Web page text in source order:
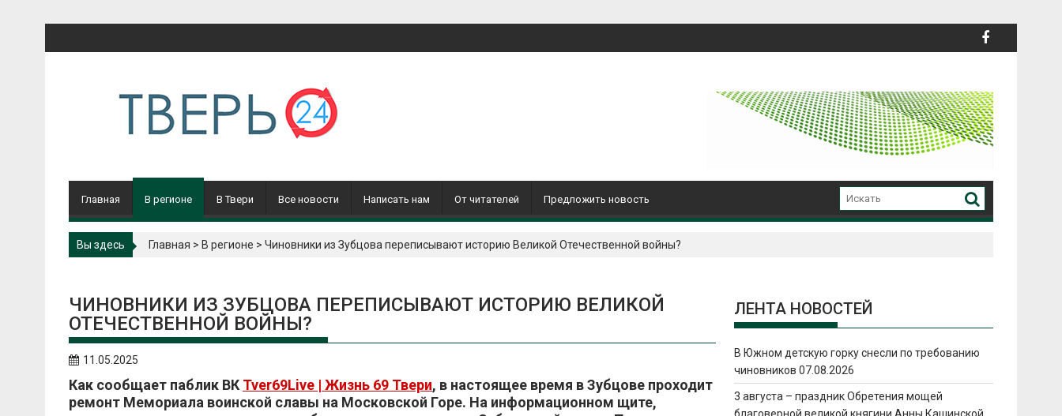
Главная В регионе В Твери Все новости Написать нам От читателей Предложить новость
Вы здесь Главная > В регионе > Чиновники из Зубцова переписывают историю Великой Отечественной войны?
ЧИНОВНИКИ ИЗ ЗУБЦОВА ПЕРЕПИСЫВАЮТ ИСТОРИЮ ВЕЛИКОЙ
ОТЕЧЕСТВЕННОЙ ВОЙНЫ?
11.05.2025
Как сообщает паблик ВК Tver69Live | Жизнь 69 Твери, в настоящее время в Зубцове проходит
ремонт Мемориала воинской славы на Московской Горе. На информационном щите,
ЛЕНТА НОВОСТЕЙ
В Южном детскую горку снесли по требованию
чиновников 07.08.2026
3 августа – праздник Обретения мощей